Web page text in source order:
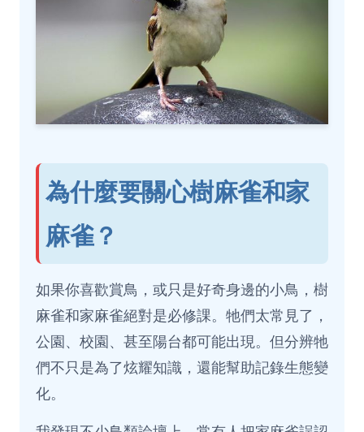
為什麼要關心樹麻雀和家
麻雀？
如果你喜歡賞鳥，或只是好奇身邊的小鳥，樹
麻雀和家麻雀絕對是必修課。牠們太常見了，
公園、校園、甚至陽台都可能出現。但分辨牠
們不只是為了炫耀知識，還能幫助記錄生態變
化。